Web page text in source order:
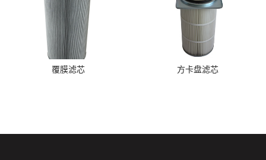
覆膜滤芯
查看详情
方卡盘滤芯